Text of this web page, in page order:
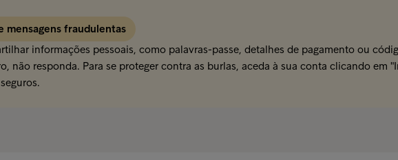
mensagens fraudulentas
informações pessoais, como palavras-passe, detalhes de pagamento ou
não responda. Para se proteger contra as burlas, aceda à sua conta clicando em